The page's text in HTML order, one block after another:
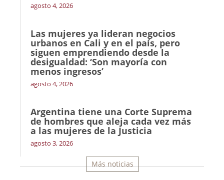
agosto 4, 2026
Las mujeres ya lideran negocios
urbanos en Cali y en el país, pero
siguen emprendiendo desde la
desigualdad: ‘Son mayoría con
menos ingresos’
agosto 4, 2026
Argentina tiene una Corte Suprema
de hombres que aleja cada vez más
a las mujeres de la Justicia
agosto 3, 2026
Más noticias